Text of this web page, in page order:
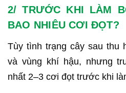
2/ TRƯỚC KHI LÀM
BAO NHIÊU CƠI ĐỌT?
Tùy tình trạng cây sau thu
và vùng khí hậu, nhưng
nhất 2–3 cơi đọt trước khi